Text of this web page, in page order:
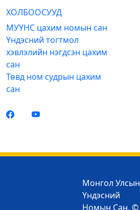
ХОЛБООСУУД
МУҮНС цахим номын сан
Үндэсний тогтмол
хэвлэлийн нэгдсэн цахим
сан
Төвд ном судрын цахим
сан
Монгол Улсын
Үндэсний
Номын Сан. ©